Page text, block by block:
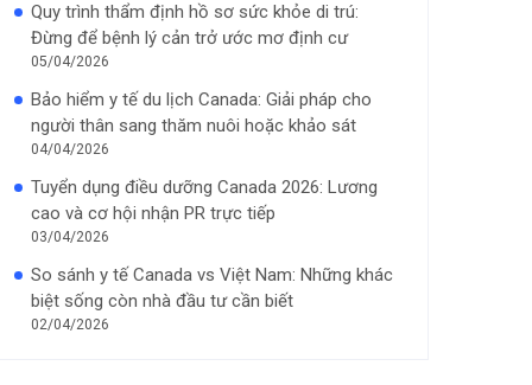
Quy trình thẩm định hồ sơ sức khỏe di trú:
Đừng để bệnh lý cản trở ước mơ định cư
05/04/2026
Bảo hiểm y tế du lịch Canada: Giải pháp cho
người thân sang thăm nuôi hoặc khảo sát
04/04/2026
Tuyển dụng điều dưỡng Canada 2026: Lương
cao và cơ hội nhận PR trực tiếp
03/04/2026
So sánh y tế Canada vs Việt Nam: Những khác
biệt sống còn nhà đầu tư cần biết
02/04/2026